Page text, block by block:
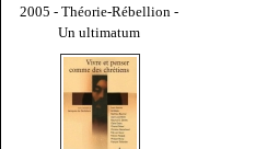
2005 - Théorie-Rébellion -
Un ultimatum